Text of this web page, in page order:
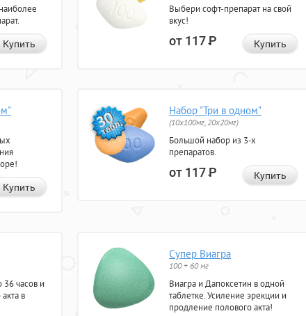
Купить
Выбери софт-препарат на свой
вкус!
от 117Р Купить
Купить
Набор "Три в одном"
(10x100мг, 20x20мг)
Большой набор из 3-х
препаратов.
от 117Р Купить
часов и
в
Супер Виагра
100 + 60 мг
Виагра и Дапоксетин в одной
таблетке. Усиление эрекции и
продление полового акта!